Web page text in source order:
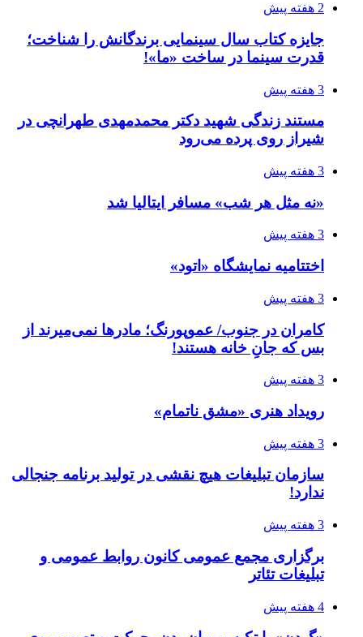
2 هفته پیش
جایزه کتاب سال سینمایی برندگانش را شناخت؛
قدرت سینما در ساخت «ما»!
3 هفته پیش
مستند زندگی شهید دکتر محمدمهدی طهرانچی در
شیراز روی پرده می‌رود
3 هفته پیش
«نه مثل هر شب» مسافر ایتالیا شد
3 هفته پیش
اختتامیه نمایشگاه «اتود»
3 هفته پیش
کامران در جنوب/ عموپورنگ؛ مادرها نمی‌میرند از
بس که جانِ خانه هستند!
3 هفته پیش
رویداد هنری «مشق ناتمام»
3 هفته پیش
سازمان تبلیغات هیچ نقشی در تولید برنامه جنجالی
ندارد!
3 هفته پیش
برگزاری مجمع عمومی کانون روابط عمومی و
تبلیغات تئاتر
4 هفته پیش